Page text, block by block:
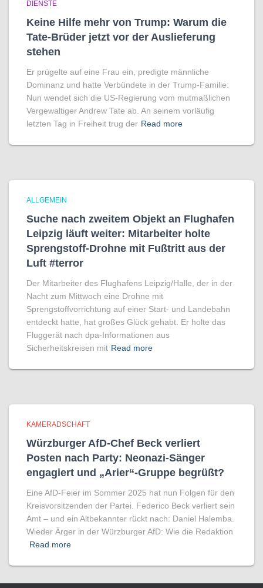
DIENSTE
Keine Hilfe mehr von Trump: Warum die
Tate-Brüder jetzt vor der Auslieferung
stehen
Er prügelte auf eine Frau ein, predigte männliche
Dominanz und hatte Verbündete in der Trump-Familie:
Nun wendet sich die US-Regierung vom mutmaßlichen
Vergewaltiger Andrew Tate ab. An seinem vorläufig
letzten Tag in Freiheit trug der Read more
ALLGEMEIN
Suche nach zweitem Objekt an Flughafen
Leipzig läuft weiter: Mitarbeiter holte
Sprengstoff-Drohne mit Fußtritt aus der
Luft #terror
Der Mitarbeiter des Flughafens Leipzig/Halle, der in der
Nacht zum Mittwoch eine Drohne mit
Sprengstoffvorrichtung auf einer Start- und Landebahn
entdeckt hatte, hat großes Glück gehabt. Er holte das
Fluggerät nach dpa-Informationen aus
Sicherheitskreisen mit Read more
KAMERADSCHAFT
Würzburger AfD-Chef Beck verliert
Posten nach Party: Neonazi-Sänger
engagiert und „Arier“-Gruppe begrüßt?
Eine AfD-Feier im Sommer 2025 hat nun Folgen für den
Kreisvorsitzenden der Partei. Federico Beck verliert sein
Amt – und ein Altbekannter rückt nach: Daniel Halemba.
Wieder Ärger in der Würzburger AfD: Wie die Redaktion
Read more